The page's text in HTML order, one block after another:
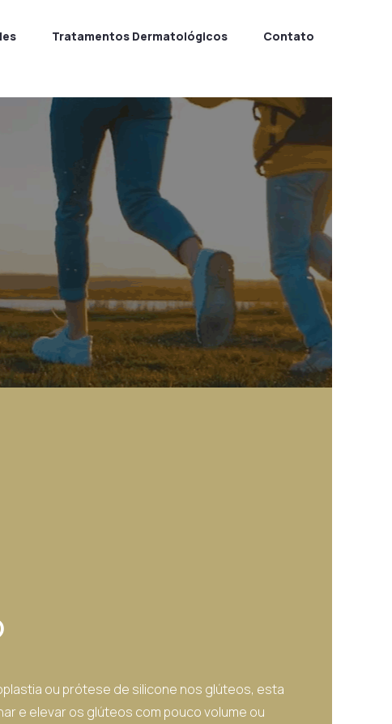
Tratamentos Dermatológicos Contato
ou prótese de silicone nos glúteos, esta
e elevar os glúteos com pouco volume ou